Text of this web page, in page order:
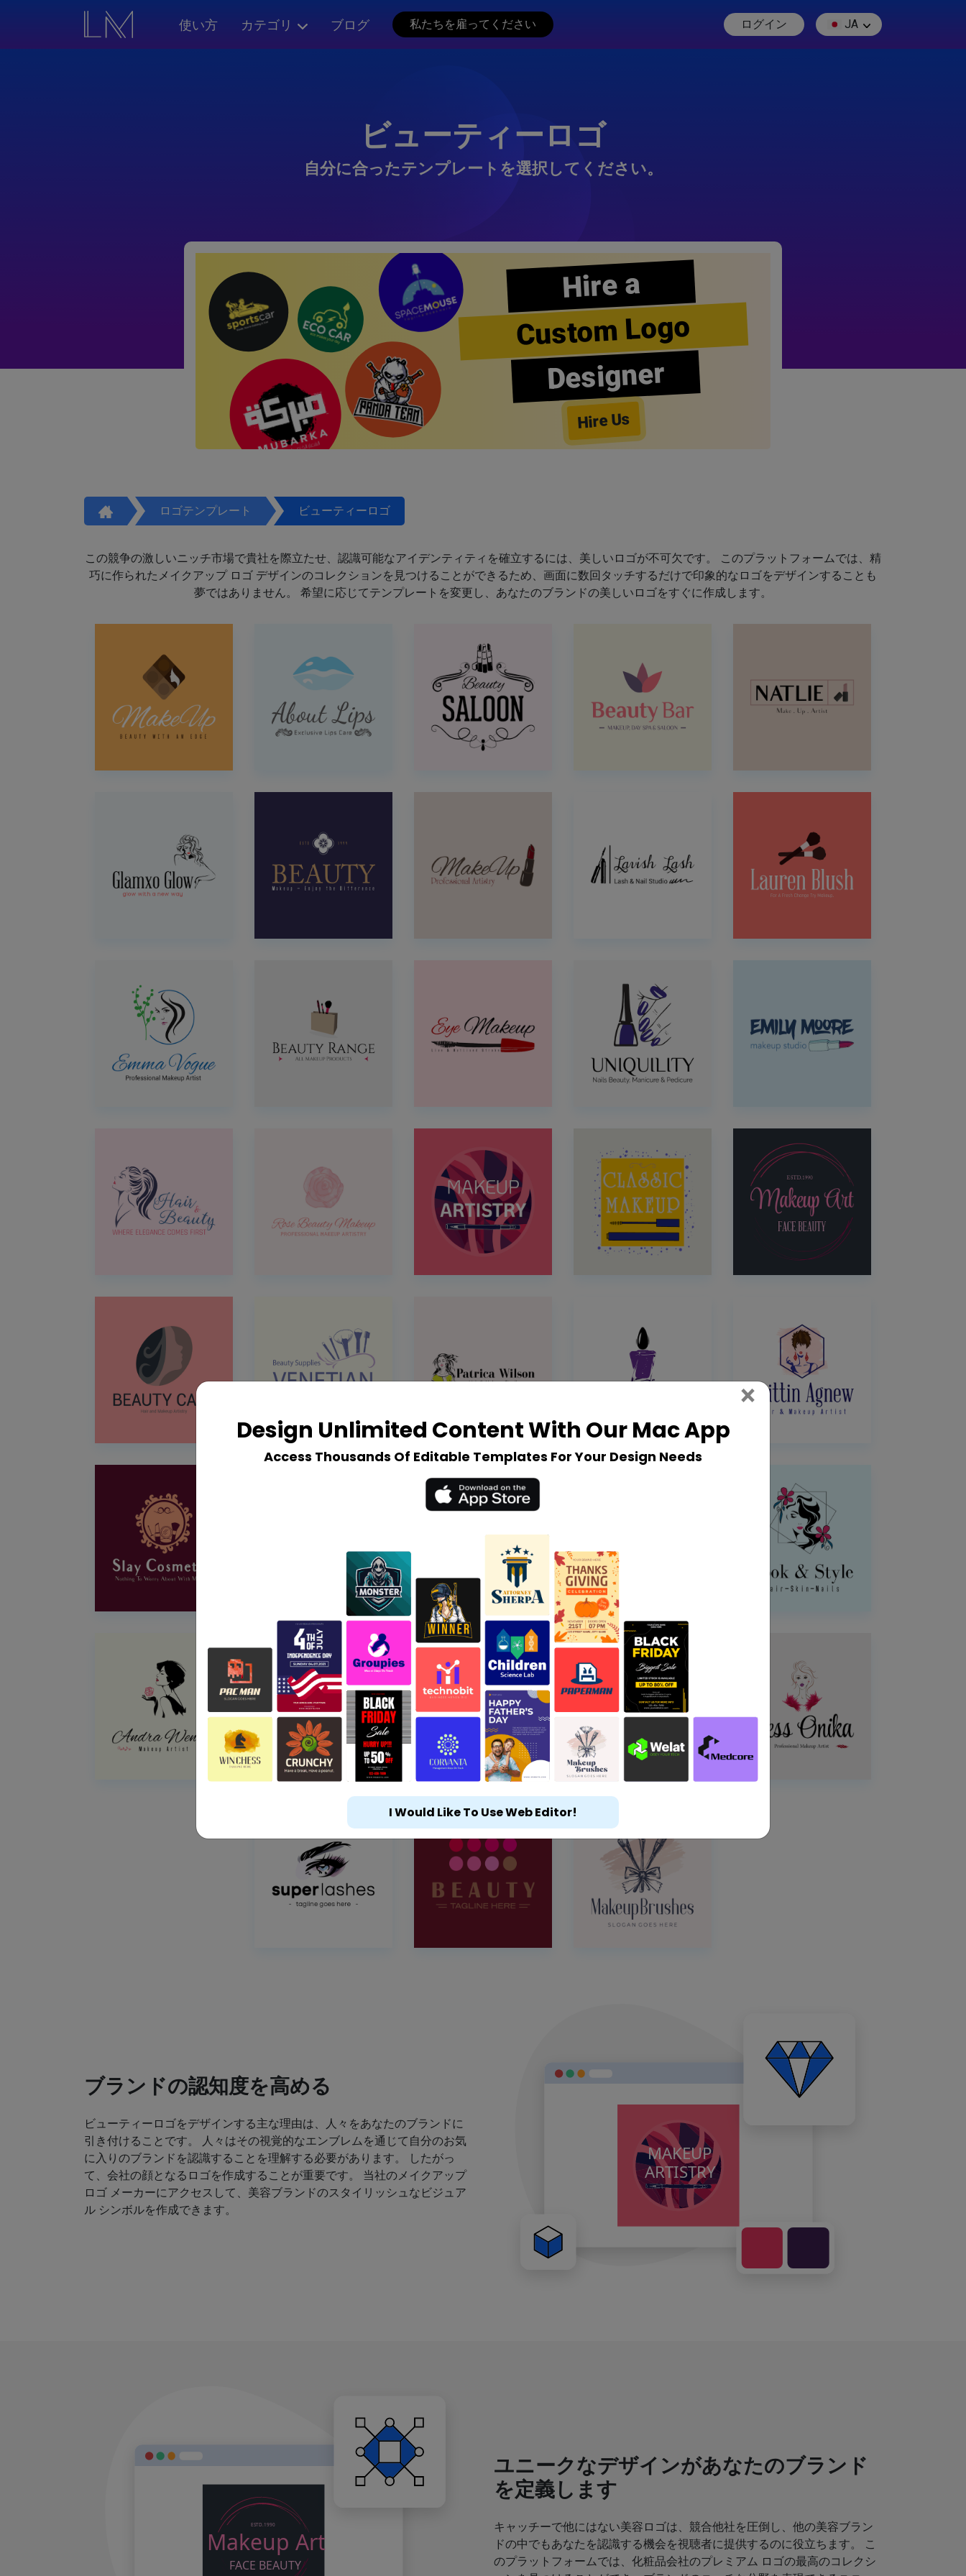
使い方 カテゴリ ブログ 私たちを雇ってください ログイン JA
ビューティーロゴ
自分に合ったテンプレートを選択してください。
Hire a
Custom Logo
Designer
Hire Us
ロゴテンプレート ビューティーロゴ
この競争の激しいニッチ市場で貴社を際立たせ、認識可能なアイデンティティを確立するには、美しいロゴが不可欠です。 このプラットフォームでは、精
巧に作られたメイクアップ ロゴ デザインのコレクションを見つけることができるため、画面に数回タッチするだけで印象的なロゴをデザインすることも
夢ではありません。 希望に応じてテンプレートを変更し、あなたのブランドの美しいロゴをすぐに作成します。
ブランドの認知度を高める
ビューティーロゴをデザインする主な理由は、人々をあなたのブランドに
引き付けることです。 人々はその視覚的なエンブレムを通じて自分のお気
に入りのブランドを認識することを理解する必要があります。 したがっ
て、会社の顔となるロゴを作成することが重要です。 当社のメイクアップ
ロゴ メーカーにアクセスして、美容ブランドのスタイリッシュなビジュア
ル シンボルを作成できます。
ユニークなデザインがあなたのブランド
を定義します
キャッチーで他にはない美容ロゴは、競合他社を圧倒し、他の美容ブラン
ドの中でもあなたを認識する機会を視聴者に提供するのに役立ちます。 こ
のプラットフォームでは、化粧品会社のプレミアム ロゴの最高のコレクシ
Design Unlimited Content With Our Mac App
Access Thousands Of Editable Templates For Your Design Needs
× Close
I Would Like To Use Web Editor!